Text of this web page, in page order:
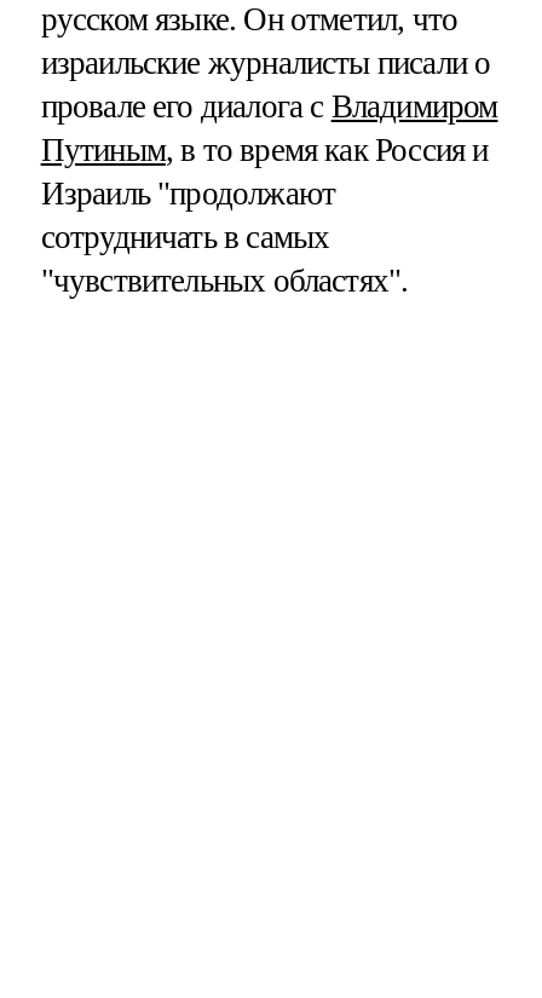
русском языке. Он отметил, что
израильские журналисты писали о
провале его диалога с Владимиром
Путиным, в то время как Россия и
Израиль "продолжают
сотрудничать в самых
"чувствительных областях".